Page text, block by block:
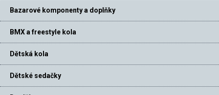
Bazarové komponenty a doplňky
BMX a freestyle kola
Dětská kola
Dětské sedačky